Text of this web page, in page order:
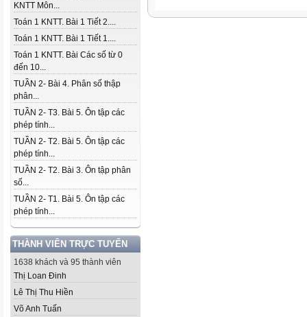
KNTT Môn...
Toán 1 KNTT. Bài 1 Tiết 2....
Toán 1 KNTT. Bài 1 Tiết 1....
Toán 1 KNTT. Bài Các số từ 0
đến 10...
TUẦN 2- Bài 4. Phân số thập
phân...
TUẦN 2- T3. Bài 5. Ôn tập các
phép tính...
TUẦN 2- T2. Bài 5. Ôn tập các
phép tính...
TUẦN 2- T2. Bài 3. Ôn tập phân
số...
TUẦN 2- T1. Bài 5. Ôn tập các
phép tính...
THÀNH VIÊN TRỰC TUYẾN
1638 khách và 95 thành viên
Thị Loan Đinh
Lê Thị Thu Hiền
Võ Anh Tuấn